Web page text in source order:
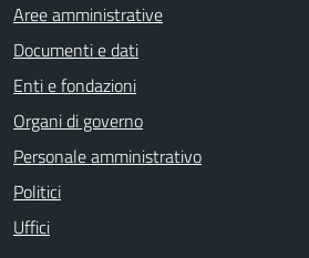
Aree amministrative
Documenti e dati
Enti e fondazioni
Organi di governo
Personale amministrativo
Politici
Uffici